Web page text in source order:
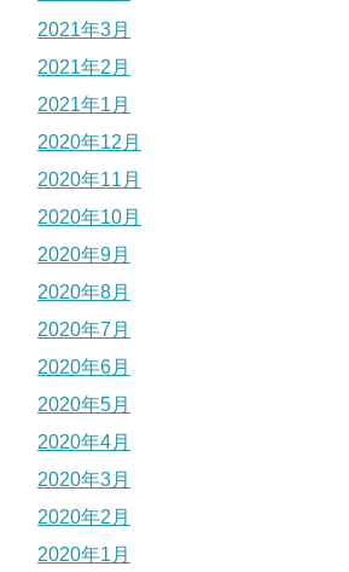
2021年3月
2021年2月
2021年1月
2020年12月
2020年11月
2020年10月
2020年9月
2020年8月
2020年7月
2020年6月
2020年5月
2020年4月
2020年3月
2020年2月
2020年1月